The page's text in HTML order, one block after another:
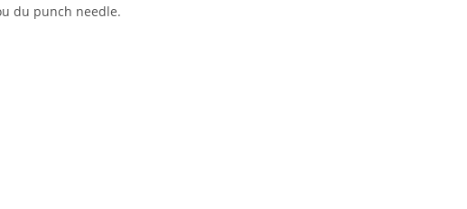
du punch needle.